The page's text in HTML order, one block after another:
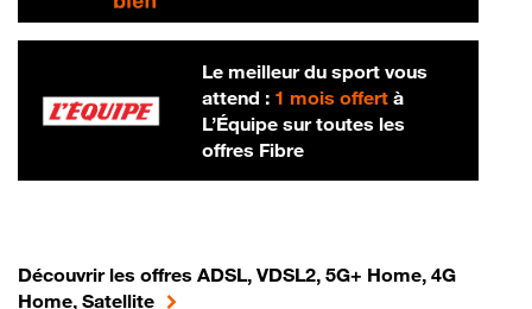
Le meilleur du sport vous
attend : 1 mois offertà
L’Équipe sur toutes les
offres Fibre
Découvrir les offres ADSL, VDSL2, 5G+ Home, 4G
Home, Satellite